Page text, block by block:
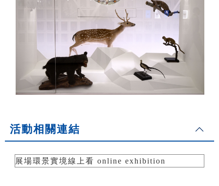
活動相關連結
展場環景實境線上看 online exhibition